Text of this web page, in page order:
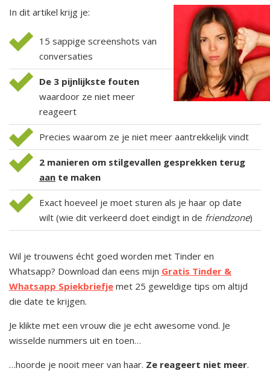
In dit artikel krijg je:
15 sappige screenshots van
conversaties
De 3 pijnlijkste fouten
waardoor ze niet meer
reageert
Precies waarom ze je niet meer aantrekkelijk vindt
2 manieren om stilgevallen gesprekken terug
aan te maken
Exact hoeveel je moet sturen als je haar op date
wilt (wie dit verkeerd doet eindigt in de friendzone)
Wil je trouwens écht goed worden met Tinder en
Whatsapp? Download dan eens mijn Gratis Tinder &
Whatsapp Spiekbriefje met 25 geweldige tips om altijd
die date te krijgen.
Je klikte met een vrouw die je echt awesome vond. Je
wisselde nummers uit en toen…
…hoorde je nooit meer van haar. Ze reageert niet meer.